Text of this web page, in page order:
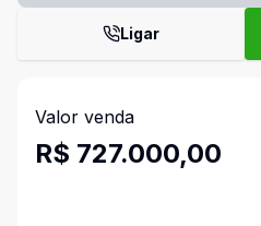
Ligar
Valor venda
R$ 727.000,00